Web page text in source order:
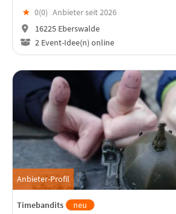
★ 0(0) Anbieter seit 2026
16225 Eberswalde
2 Event-Idee(n) online
Anbieter-Profil
Timebandits
neu